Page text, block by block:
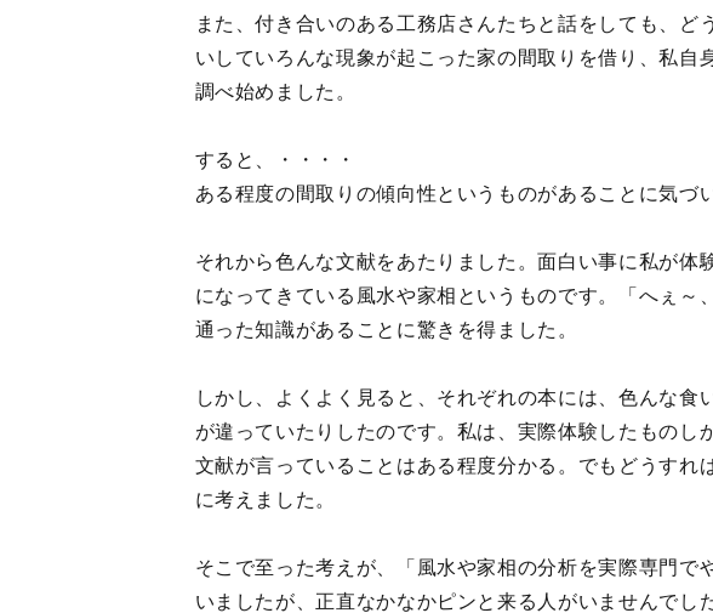
また、付き合いのある工務店さんたちと話をしても、
いしていろんな現象が起こった家の間取りを借り、私
調べ始めました。
すると、・・・・
ある程度の間取りの傾向性というものがあることに気づ
それから色んな文献をあたりました。面白い事に私が
になってきている風水や家相というものです。「へぇ
通った知識があることに驚きを得ました。
しかし、よくよく見ると、それぞれの本には、色んな
が違っていたりしたのです。私は、実際体験したもの
文献が言っていることはある程度分かる。でもどうすれ
に考えました。
そこで至った考えが、「風水や家相の分析を実際専門
いましたが、正直なかなかピンと来る人がいませんで